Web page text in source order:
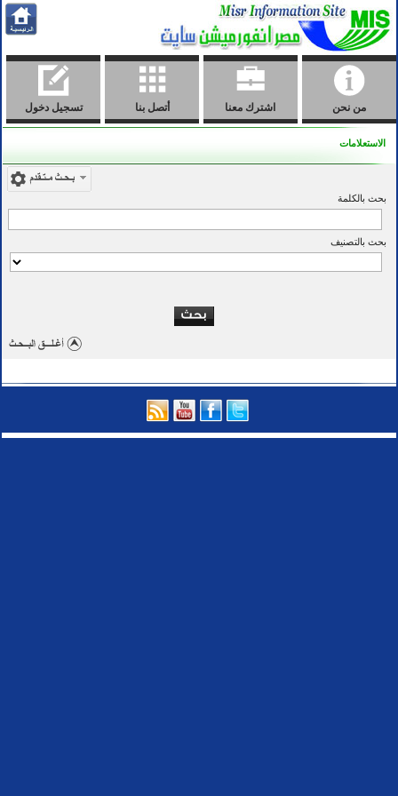
من نحن اشترك معنا أتصل بنا تسجيل دخول
الاستعلامات
بحث بالكلمة
بحث بالتصنيف